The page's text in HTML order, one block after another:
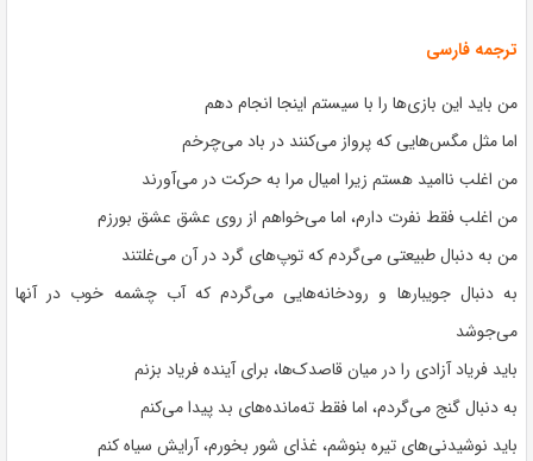
ترجمه فارسی
من باید این بازی‌ها را با سیستم اینجا انجام دهم
اما مثل مگس‌هایی که پرواز می‌کنند در باد می‌چرخم
من اغلب ناامید هستم زیرا امیال مرا به حرکت در می‌آورند
من اغلب فقط نفرت دارم، اما می‌خواهم از روی عشق عشق بورزم
من به دنبال طبیعتی می‌گردم که توپ‌های گرد در آن می‌غلتند
به دنبال جویبارها و رودخانه‌هایی می‌گردم که آب چشمه خوب در آنها
می‌جوشد
باید فریاد آزادی را در میان قاصدک‌ها، برای آینده فریاد بزنم
به دنبال گنج می‌گردم، اما فقط ته‌مانده‌های بد پیدا می‌کنم
باید نوشیدنی‌های تیره بنوشم، غذای شور بخورم، آرایش سیاه کنم